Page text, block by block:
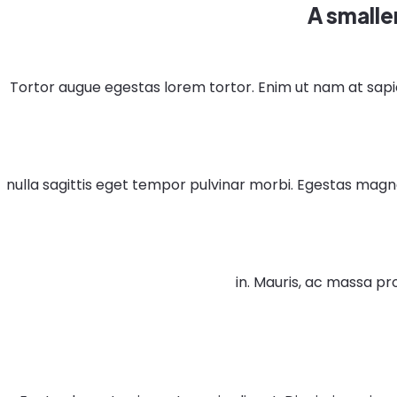
A
Tortor augue egestas lorem tortor. Enim ut nam at
nulla sagittis eget tempor pulvinar morbi. Egestas
in. Mauris, ac massa